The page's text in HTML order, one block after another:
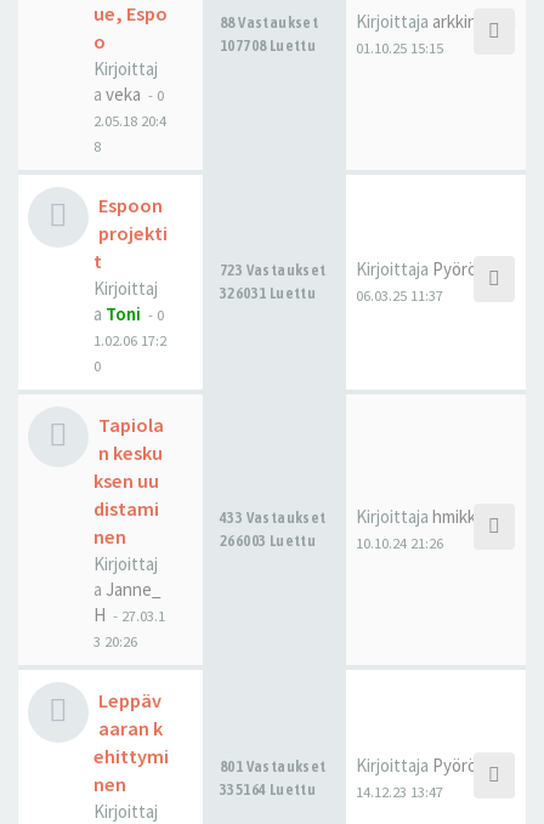
ue, Espo
o
Kirjoittaj
a veka - 0
2.05.18 20:4
8
88 Vastaukset
107708 Luettu
Kirjoittaja arkkinikkari
01.10.25 15:15
Espoon
projekti
t
Kirjoittaj
a Toni - 0
1.02.06 17:2
0
723 Vastaukset
326031 Luettu
Kirjoittaja Pyöröovi
06.03.25 11:37
Tapiola
n kesku
ksen uu
distami
nen
Kirjoittaj
a Janne_
H - 27.03.1
3 20:26
433 Vastaukset
266003 Luettu
Kirjoittaja hmikko
10.10.24 21:26
Leppäv
aaran k
ehittymi
nen
Kirjoittaj
801 Vastaukset
335164 Luettu
Kirjoittaja Pyöröovi
14.12.23 13:47